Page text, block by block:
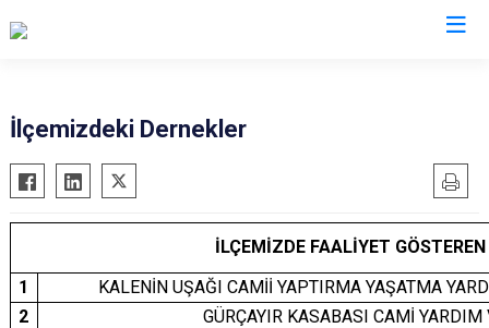
Akıncılar
Altınyayla
Doğanşar
Gemerek
Koyulhisar
Şarkışla
Suşehri
İlçemizdeki Dernekler
İLÇEMİZDE FAALİYET
1
KALENİN UŞAĞI CAMİİ YAPTIRMA YAŞATMA
2
GÜRÇAYIR KASABASI CAMİ YARDIM